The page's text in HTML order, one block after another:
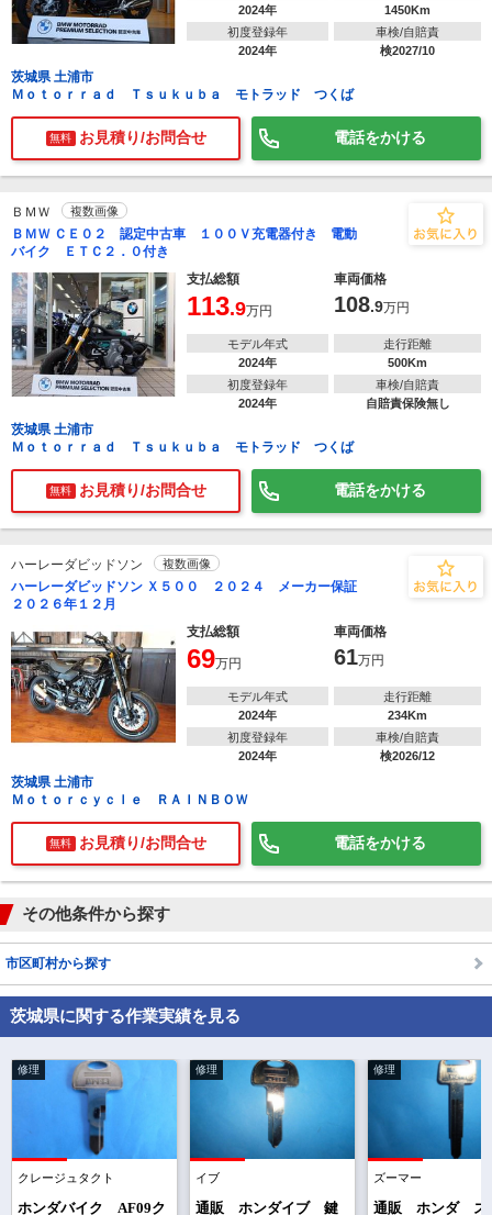
2024年
1450Km
初度登録年
2024年
車検/自賠責
検2027/10
茨城県 土浦市
Ｍｏｔｏｒｒａｄ Ｔｓｕｋｕｂａ モトラッド つくば
無料 お見積り/お問合せ 電話をかける
ＢＭＷ 複数画像
ＢＭＷ ＣＥ０２ 認定中古車 １００Ｖ充電器付き 電動
バイク ＥＴＣ２．０付き
支払総額
車両価格
113.9万円 108.9万円
モデル年式
2024年
走行距離
500Km
初度登録年
2024年
車検/自賠責
自賠責保険無し
茨城県 土浦市
Ｍｏｔｏｒｒａｄ Ｔｓｕｋｕｂａ モトラッド つくば
無料 お見積り/お問合せ 電話をかける
ハーレーダビッドソン 複数画像
ハーレーダビッドソン Ｘ５００ ２０２４ メーカー保証
２０２６年１２月
支払総額
車両価格
69万円 61万円
モデル年式
2024年
走行距離
234Km
初度登録年
2024年
車検/自賠責
検2026/12
茨城県 土浦市
Ｍｏｔｏｒｃｙｃｌｅ ＲＡＩＮＢＯＷ
無料 お見積り/お問合せ 電話をかける
その他条件から探す
市区町村から探す
茨城県に関する作業実績を見る
修理
クレージュタクト
ホンダバイク AF09ク
修理
イブ
通販 ホンダイブ 鍵
修理
ズーマー
通販 ホンダ ズ
相場をチェック！
車種選択するだけ、かんたん相場検索